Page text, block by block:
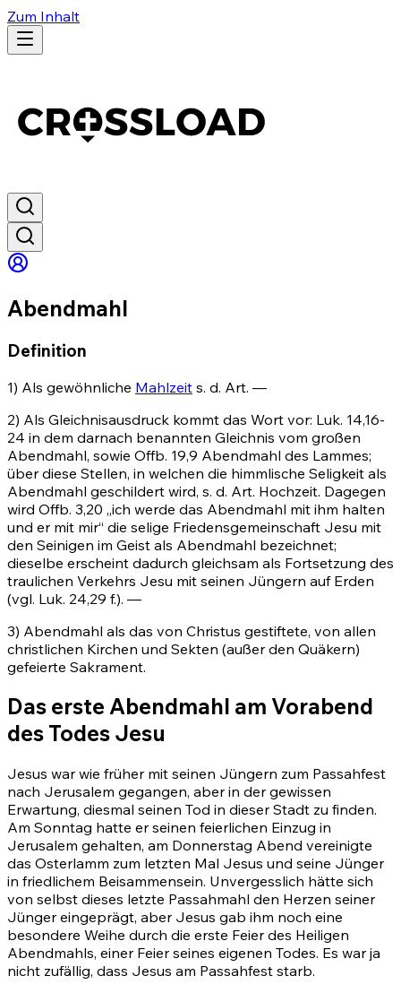
Zum Inhalt
Abendmahl
Definition
1) Als gewöhnliche Mahlzeit s. d. Art. —
2) Als Gleichnisausdruck kommt das Wort vor: Luk. 14,16-
24 in dem darnach benannten Gleichnis vom großen
Abendmahl, sowie Offb. 19,9 Abendmahl des Lammes;
über diese Stellen, in welchen die himmlische Seligkeit als
Abendmahl geschildert wird, s. d. Art. Hochzeit. Dagegen
wird Offb. 3,20 „ich werde das Abendmahl mit ihm halten
und er mit mir“ die selige Friedensgemeinschaft Jesu mit
den Seinigen im Geist als Abendmahl bezeichnet;
dieselbe erscheint dadurch gleichsam als Fortsetzung des
traulichen Verkehrs Jesu mit seinen Jüngern auf Erden
(vgl. Luk. 24,29 f.). —
3) Abendmahl als das von Christus gestiftete, von allen
christlichen Kirchen und Sekten (außer den Quäkern)
gefeierte Sakrament.
Das erste Abendmahl am Vorabend
des Todes Jesu
Jesus war wie früher mit seinen Jüngern zum Passahfest
nach Jerusalem gegangen, aber in der gewissen
Erwartung, diesmal seinen Tod in dieser Stadt zu finden.
Am Sonntag hatte er seinen feierlichen Einzug in
Jerusalem gehalten, am Donnerstag Abend vereinigte
das Osterlamm zum letzten Mal Jesus und seine Jünger
in friedlichem Beisammensein. Unvergesslich hätte sich
von selbst dieses letzte Passahmahl den Herzen seiner
Jünger eingeprägt, aber Jesus gab ihm noch eine
besondere Weihe durch die erste Feier des Heiligen
Abendmahls, einer Feier seines eigenen Todes. Es war ja
nicht zufällig, dass Jesus am Passahfest starb.